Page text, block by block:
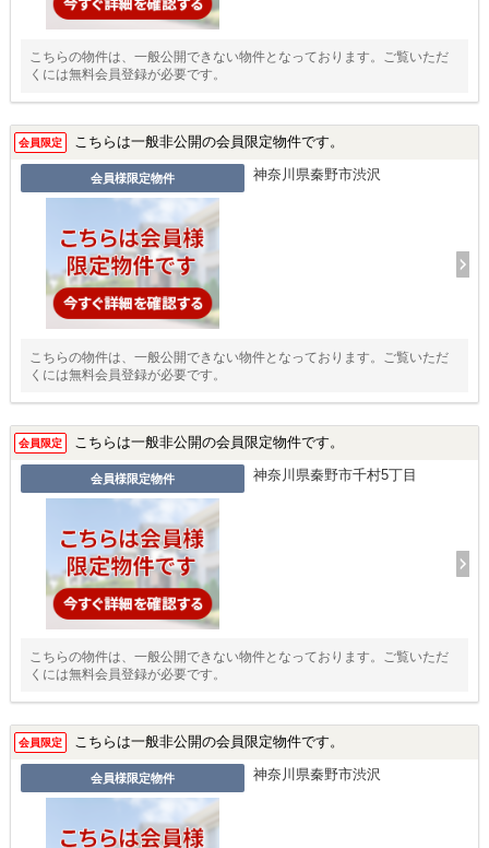
こちらの物件は、一般公開できない物件となっております。ご覧いただ
くには無料会員登録が必要です。
会員限定 こちらは一般非公開の会員限定物件です。
会員様限定物件 神奈川県秦野市渋沢
こちらの物件は、一般公開できない物件となっております。ご覧いただ
くには無料会員登録が必要です。
会員限定 こちらは一般非公開の会員限定物件です。
会員様限定物件 神奈川県秦野市千村5丁目
こちらの物件は、一般公開できない物件となっております。ご覧いただ
くには無料会員登録が必要です。
会員限定 こちらは一般非公開の会員限定物件です。
会員様限定物件 神奈川県秦野市渋沢